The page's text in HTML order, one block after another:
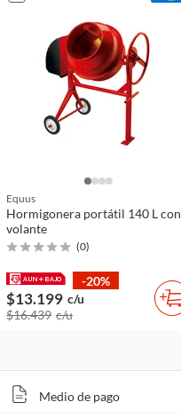
Equus
Hormigonera portátil 140 L con
volante
(0)
-20%
$13.199 c/u
$16.439 c/u
Medio de pago